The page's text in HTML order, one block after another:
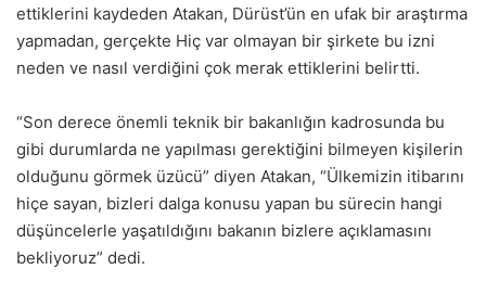
ettiklerini kaydeden Atakan, Dürüst’ün en ufak bir araştırma
yapmadan, gerçekte Hiç var olmayan bir şirkete bu izni
neden ve nasıl verdiğini çok merak ettiklerini belirtti.
“Son derece önemli teknik bir bakanlığın kadrosunda bu
gibi durumlarda ne yapılması gerektiğini bilmeyen kişilerin
olduğunu görmek üzücü” diyen Atakan, “Ülkemizin itibarını
hiçe sayan, bizleri dalga konusu yapan bu sürecin hangi
düşüncelerle yaşatıldığını bakanın bizlere açıklamasını
bekliyoruz” dedi.